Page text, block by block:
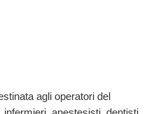
agli operatori del